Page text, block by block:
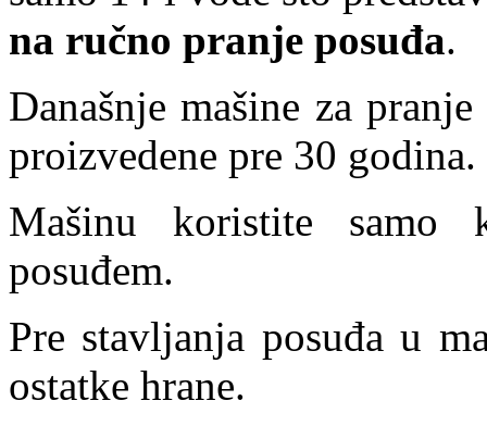
na ručno pranje posuđa.
Današnje mašine za
proizvedene pre 30 godina.
Mašinu koristite samo
posuđem.
Pre stavljanja posuđa u
ostatke hrane.